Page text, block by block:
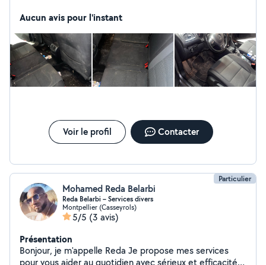
Aucun avis pour l'instant
Voir le profil Contacter
Particulier
Mohamed Reda Belarbi
Reda Belarbi – Services divers
Montpellier (Casseyrols)
5/5 (3 avis)
Présentation
Bonjour, je m'appelle Reda Je propose mes services
pour vous aider au quotidien avec sérieux et efficacité :